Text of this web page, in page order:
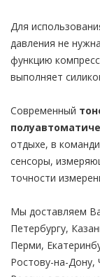
Для
давления не
функцию
выполняет
Современный
отдыхе, в
сенсоры,
точности
Мы доставляем
Петербургу,
Перми,
Ростову-на-Дону,